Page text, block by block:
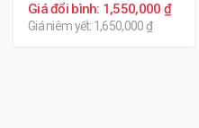
Giá đổi bình: 1,550,000 ₫
Giá niêm yết: 1,650,000 ₫